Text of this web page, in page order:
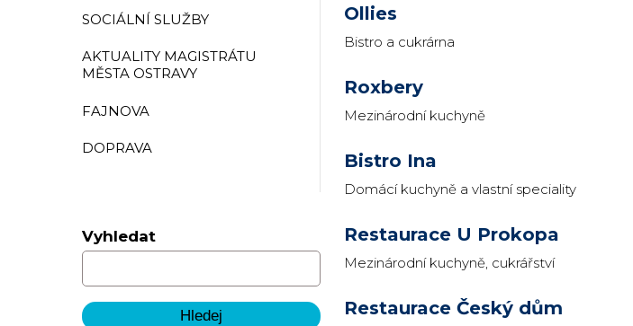
SOCIÁLNÍ SLUŽBY
AKTUALITY MAGISTRÁTU
MĚSTA OSTRAVY
FAJNOVA
DOPRAVA
Vyhledat
Ollies
Bistro a cukrárna
Roxbery
Mezinárodní kuchyně
Bistro Ina
Domácí kuchyně a vlastní speciality
Restaurace U Prokopa
Mezinárodní kuchyně, cukrářství
Restaurace Český dům